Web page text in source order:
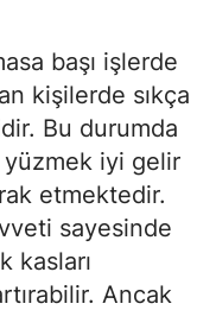
başı işlerde
kişilerde sıkça
Bu durumda
yüzmek iyi gelir
etmektedir.
sayesinde
kasları
Ancak